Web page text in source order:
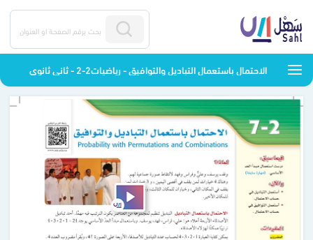
الاحتمال باستعمال التباديل والتوافيق - رياضيات2-2 - ثاني ثانوي